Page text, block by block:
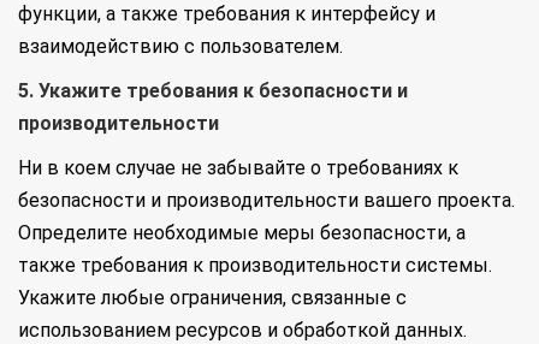
функции, а также требования к интерфейсу и
взаимодействию с пользователем.
5. Укажите требования к безопасности и
производительности
Ни в коем случае не забывайте о требованиях к
безопасности и производительности вашего проекта.
Определите необходимые меры безопасности, а
также требования к производительности системы.
Укажите любые ограничения, связанные с
использованием ресурсов и обработкой данных.